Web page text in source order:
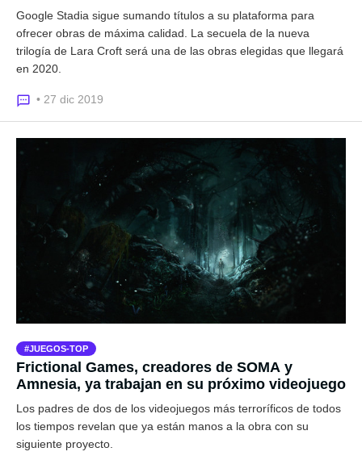
Google Stadia sigue sumando títulos a su plataforma para
ofrecer obras de máxima calidad. La secuela de la nueva
trilogía de Lara Croft será una de las obras elegidas que llegará
en 2020.
• 27 dic 2019
JUEGOS-TOP
Frictional Games, creadores de SOMA y
Amnesia, ya trabajan en su próximo videojuego
Los padres de dos de los videojuegos más terroríficos de todos
los tiempos revelan que ya están manos a la obra con su
siguiente proyecto.